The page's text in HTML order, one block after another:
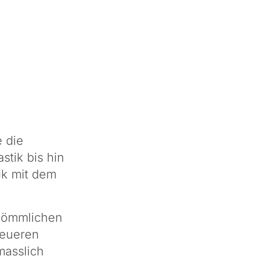
die
bis hin
mit dem